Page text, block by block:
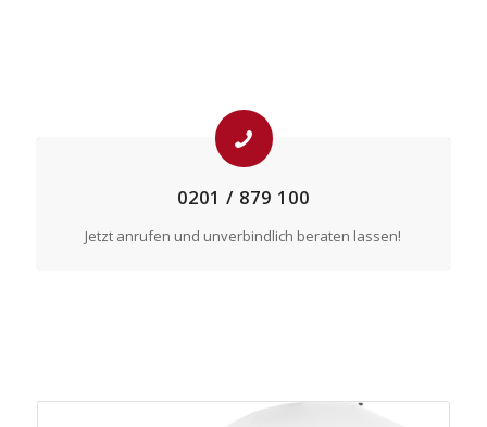
0201 / 879 100
Jetzt anrufen und unverbindlich beraten lassen!